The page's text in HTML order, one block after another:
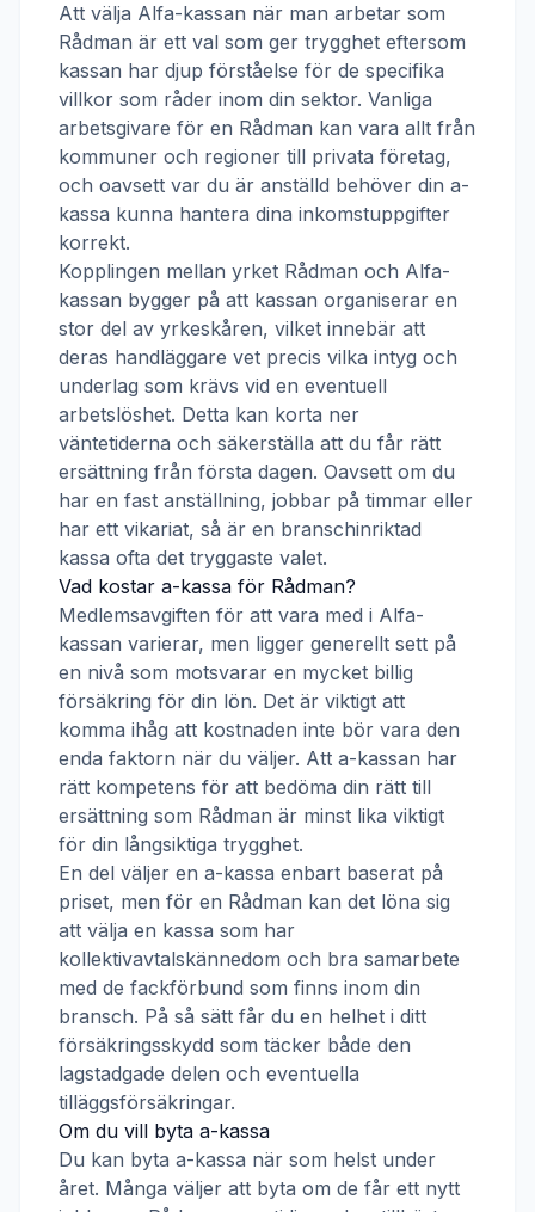
Att välja Alfa-kassan när man arbetar som
Rådman är ett val som ger trygghet eftersom
kassan har djup förståelse för de specifika
villkor som råder inom din sektor. Vanliga
arbetsgivare för en Rådman kan vara allt från
kommuner och regioner till privata företag,
och oavsett var du är anställd behöver din a-
kassa kunna hantera dina inkomstuppgifter
korrekt.
Kopplingen mellan yrket Rådman och Alfa-
kassan bygger på att kassan organiserar en
stor del av yrkeskåren, vilket innebär att
deras handläggare vet precis vilka intyg och
underlag som krävs vid en eventuell
arbetslöshet. Detta kan korta ner
väntetiderna och säkerställa att du får rätt
ersättning från första dagen. Oavsett om du
har en fast anställning, jobbar på timmar eller
har ett vikariat, så är en branschinriktad
kassa ofta det tryggaste valet.
Vad kostar a-kassa för Rådman?
Medlemsavgiften för att vara med i Alfa-
kassan varierar, men ligger generellt sett på
en nivå som motsvarar en mycket billig
försäkring för din lön. Det är viktigt att
komma ihåg att kostnaden inte bör vara den
enda faktorn när du väljer. Att a-kassan har
rätt kompetens för att bedöma din rätt till
ersättning som Rådman är minst lika viktigt
för din långsiktiga trygghet.
En del väljer en a-kassa enbart baserat på
priset, men för en Rådman kan det löna sig
att välja en kassa som har
kollektivavtalskännedom och bra samarbete
med de fackförbund som finns inom din
bransch. På så sätt får du en helhet i ditt
försäkringsskydd som täcker både den
lagstadgade delen och eventuella
tilläggsförsäkringar.
Om du vill byta a-kassa
Du kan byta a-kassa när som helst under
året. Många väljer att byta om de får ett nytt